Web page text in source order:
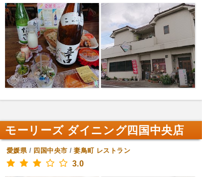
モーリーズ ダイニング四国中央店
愛媛県/ 四国中央市 /妻鳥町 レストラン
3.0